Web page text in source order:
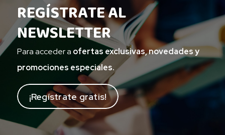
REGÍSTRATE AL
NEWSLETTER
Para acceder a ofertas exclusivas, novedades y
promociones especiales.
¡Regístrate gratis!